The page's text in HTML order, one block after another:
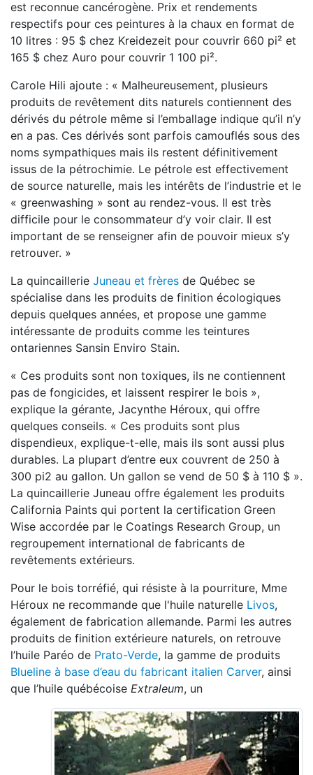
est reconnue cancérogène. Prix et rendements
respectifs pour ces peintures à la chaux en format de
10 litres : 95 $ chez Kreidezeit pour couvrir 660 pi² et
165 $ chez Auro pour couvrir 1 100 pi².
Carole Hili ajoute : « Malheureusement, plusieurs
produits de revêtement dits naturels contiennent des
dérivés du pétrole même si l’emballage indique qu’il n’y
en a pas. Ces dérivés sont parfois camouflés sous des
noms sympathiques mais ils restent définitivement
issus de la pétrochimie. Le pétrole est effectivement
de source naturelle, mais les intérêts de l’industrie et le
« greenwashing » sont au rendez-vous. Il est très
difficile pour le consommateur d’y voir clair. Il est
important de se renseigner afin de pouvoir mieux s’y
retrouver. »
La quincaillerie Juneau et frères de Québec se
spécialise dans les produits de finition écologiques
depuis quelques années, et propose une gamme
intéressante de produits comme les teintures
ontariennes Sansin Enviro Stain.
« Ces produits sont non toxiques, ils ne contiennent
pas de fongicides, et laissent respirer le bois »,
explique la gérante, Jacynthe Héroux, qui offre
quelques conseils. « Ces produits sont plus
dispendieux, explique-t-elle, mais ils sont aussi plus
durables. La plupart d’entre eux couvrent de 250 à
300 pi2 au gallon. Un gallon se vend de 50 $ à 110 $ ».
La quincaillerie Juneau offre également les produits
California Paints qui portent la certification Green
Wise accordée par le Coatings Research Group, un
regroupement international de fabricants de
revêtements extérieurs.
Pour le bois torréfié, qui résiste à la pourriture, Mme
Héroux ne recommande que l'huile naturelle Livos,
également de fabrication allemande. Parmi les autres
produits de finition extérieure naturels, on retrouve
l’huile Paréo de Prato-Verde, la gamme de produits
Blueline à base d’eau du fabricant italien Carver, ainsi
que l’huile québécoise Extraleum, un